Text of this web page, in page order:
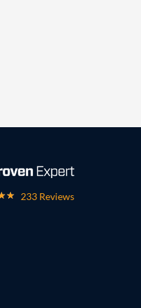
233 Reviews